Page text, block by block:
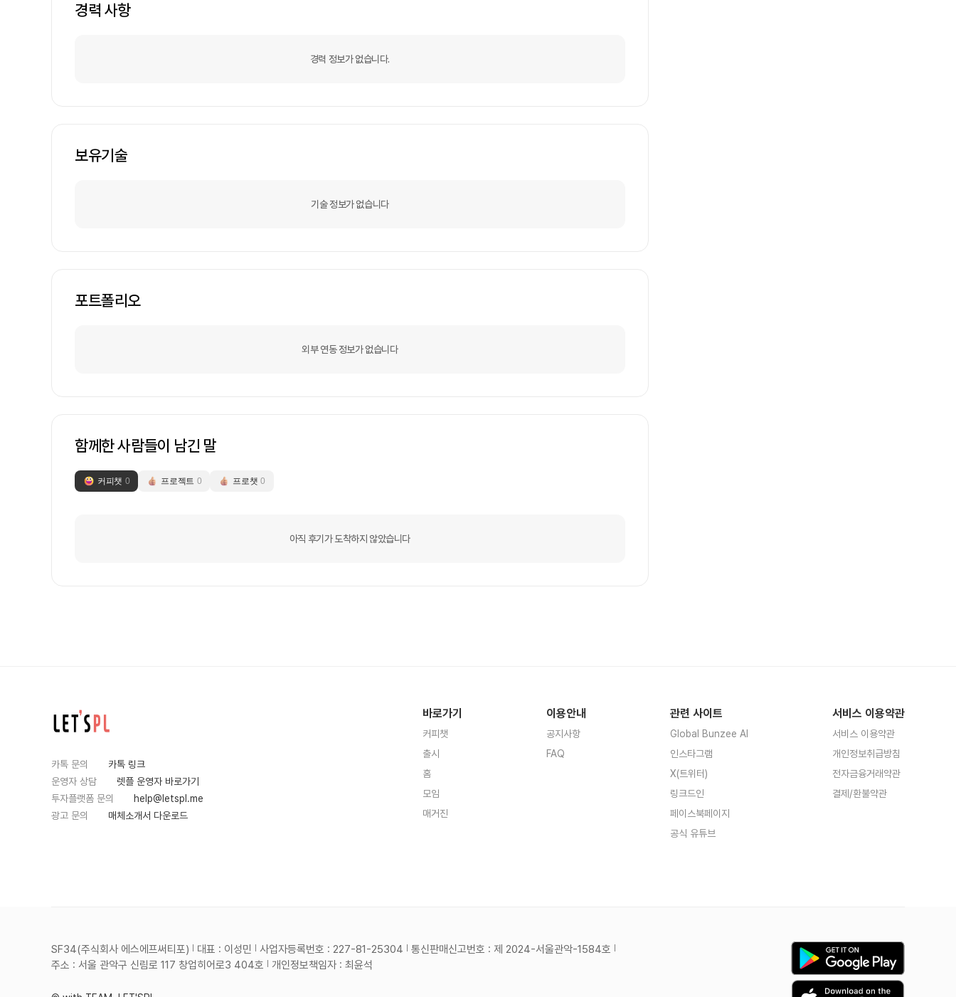
경력 사항
경력 정보가 없습니다.
보유기술
기술 정보가 없습니다
포트폴리오
외부 연동 정보가 없습니다
함께한 사람들이 남긴 말
커피챗 0 프로젝트 0 프로챗 0
아직 후기가 도착하지 않았습니다
카톡 문의
카톡 링크
운영자 상담
렛플 운영자 바로가기
투자플랫폼 문의
help@letspl.me
광고 문의
매체소개서 다운로드
바로가기
커피챗
출시
홈
모임
매거진
이용안내
공지사항
FAQ
관련 사이트
Global Bunzee AI
인스타그램
X(트위터)
링크드인
페이스북페이지
공식 유튜브
서비스 이용약관
서비스 이용약관
개인정보취급방침
전자금융거래약관
결제/환불약관
SF34(주식회사 에스에프써티포) 대표 : 이성민 사업자등록번호 : 227-81-25304
통신판매신고번호 : 제 2024-서울관악-1584호
주소 : 서울 관악구 신림로 117 창업히어로3 404호
개인정보책임자 : 최윤석